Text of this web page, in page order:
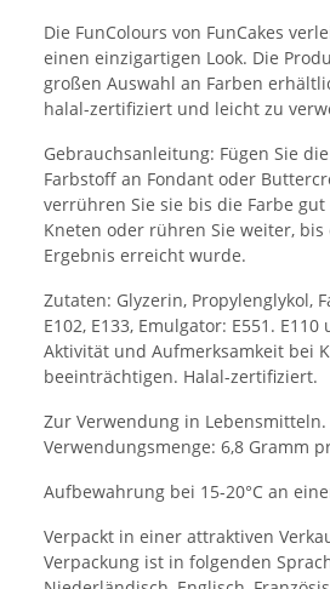
Die FunColours von FunCakes
einen einzigartigen Look. Die
großen Auswahl an Farben
halal-zertifiziert und leicht zu
Gebrauchsanleitung: Fügen Sie
Farbstoff an Fondant oder
verrühren Sie sie bis die Farbe
Kneten oder rühren Sie weiter, bis
Ergebnis erreicht wurde.
Zutaten: Glyzerin, Propylenglykol,
E102, E133, Emulgator: E551. E110
Aktivität und Aufmerksamkeit bei
beeinträchtigen. Halal-zertifiziert.
Zur Verwendung in
Verwendungsmenge: 6,8 Gramm
Aufbewahrung bei 15-20°C an
Verpackt in einer attraktiven
Verpackung ist in folgenden